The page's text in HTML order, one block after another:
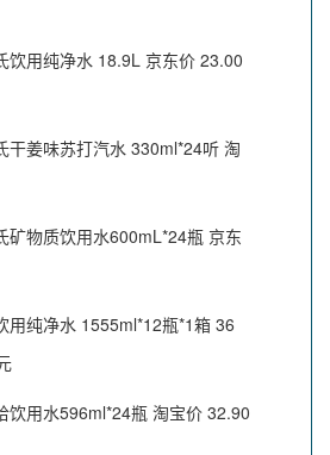
饮用纯净水 18.9L 京东价 23.00
干姜味苏打汽水 330ml*24听 淘
矿物质饮用水600mL*24瓶 京东
用纯净水 1555ml*12瓶*1箱 36
饮用水596ml*24瓶 淘宝价 32.90